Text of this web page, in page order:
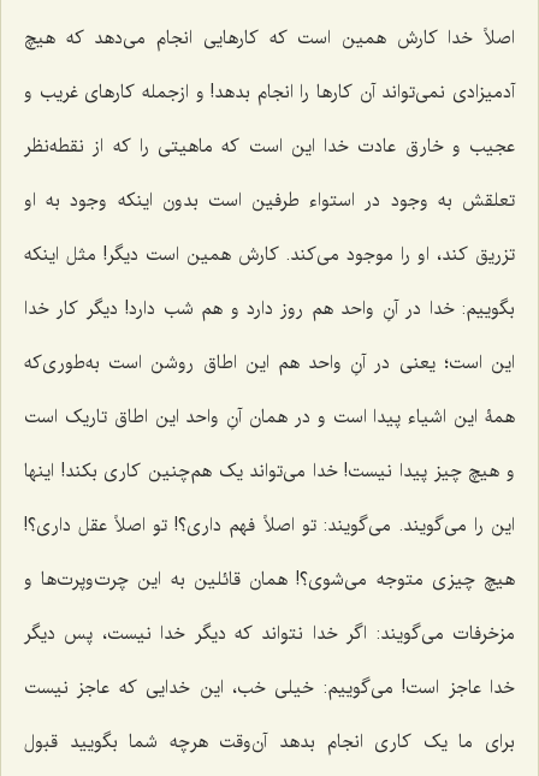
اصلاً خدا کارش همین است که کارهایی انجام می‌دهد که هیچ
آدمیزادی نمی‌تواند آن کارها را انجام بدهد! و ازجمله کارهای غریب و
عجیب و خارق عادت خدا این است که ماهیتی را که از نقطه‌نظر
تعلقش به وجود در استواء طرفین است بدون اینکه وجود به او
تزریق کند، او را موجود می‌کند. کارش همین است دیگر! مثل اینکه
بگوییم: خدا در آنِ واحد هم روز دارد و هم شب دارد! دیگر کار خدا
این است؛ یعنی در آنِ واحد هم این اطاق روشن است به‌طوری‌که
همۀ این اشیاء پیدا است و در همان آنِ واحد این اطاق تاریک است
و هیچ چیز پیدا نیست! خدا می‌تواند یک هم‌چنین کاری بکند! اینها
این را می‌گویند. می‌گویند: تو اصلاً فهم داری؟! تو اصلاً عقل داری؟!
هیچ چیزی متوجه می‌شوی؟! همان قائلین به این چرت‌و‌پرت‌ها و
مزخرفات می‌گویند: اگر خدا نتواند که دیگر خدا نیست، پس دیگر
خدا عاجز است! می‌گوییم: خیلی خب، این خدایی که عاجز نیست
برای ما یک کاری انجام بدهد آن‌وقت هرچه شما بگویید قبول